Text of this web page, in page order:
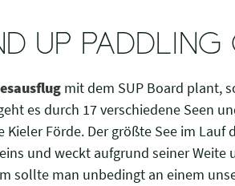
UP
mit dem SUP Board plant,
es durch 17 verschiedene Seen
Kieler Förde. Der größte See im Lauf
und weckt aufgrund seiner
sollte man unbedingt an einem